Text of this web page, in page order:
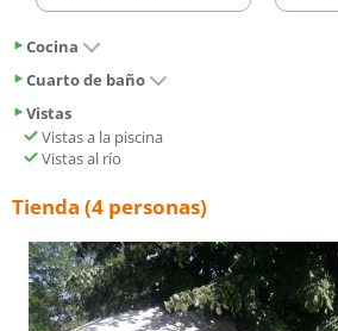
Cocina
Cuarto de baño
Vistas
Vistas a la piscina
Vistas al río
Tienda (4 personas)